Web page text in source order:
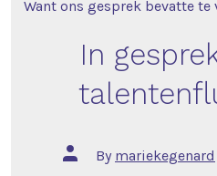
Want ons gesprek bevatte te
In
Post
author
By mariekegenard